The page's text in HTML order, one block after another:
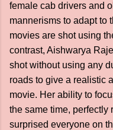
female cab drivers and
mannerisms to adapt to
movies are shot using
contrast, Aishwarya
shot without using any
roads to give a realistic
movie. Her ability to
the same time, perfectly
surprised everyone on